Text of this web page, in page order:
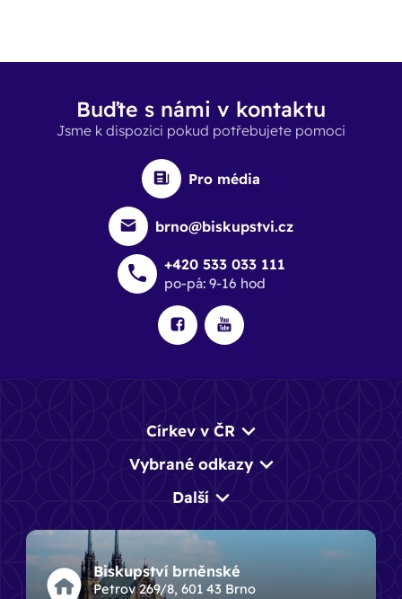
Buďte s námi v kontaktu
Jsme k dispozici pokud potřebujete pomoci
Pro média
brno@biskupstvi.cz
+420 533 033 111
po-pá: 9-16 hod
Církev v ČR
Vybrané odkazy
Další
Biskupství brněnské
Petrov 269/8, 601 43 Brno